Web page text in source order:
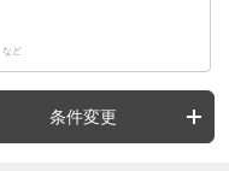
など
条件変更